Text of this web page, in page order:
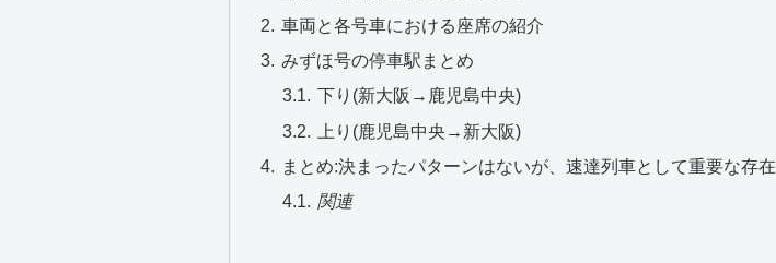
車両と各号車における座席の紹介
みずほ号の停車駅まとめ
下り(新大阪→鹿児島中央)
上り(鹿児島中央→新大阪)
まとめ:決まったパターンはないが、速達列車として重要な存在
関連